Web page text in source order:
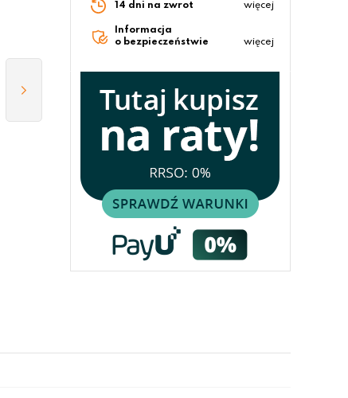
14 dni na zwrot więcej
Informacja
o bezpieczeństwie
więcej